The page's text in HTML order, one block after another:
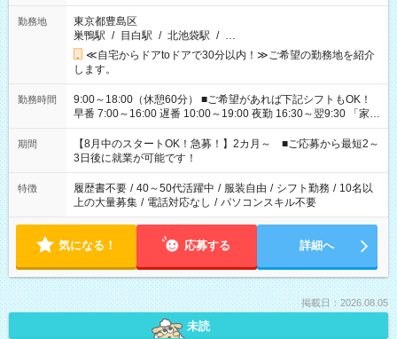
勤務地
東京都豊島区
巣鴨駅 / 目白駅 / 北池袋駅 / …
≪自宅からドアtoドアで30分以内！≫ご希望の勤務地を紹介
します。
勤務時間
9:00～18:00（休憩60分） ■ご希望があれば下記シフトもOK！
早番 7:00～16:00 遅番 10:00～19:00 夜勤 16:30～翌9:30 「家族
と休みを合わせたい」 「余裕を持って夕飯の準備がしたい」
「できれば残業はしたくない」 など、ご希望を教えてください
ね。 ※Wワーク希望の方へ 今ご覧のお仕事で希望する勤務時間
と、もう1つのお仕事の勤務時間。 合計で週40時間を超える場
合は応募できません。
期間
【8月中のスタートOK！急募！】2カ月～ ■ご応募から最短2～
3日後に就業が可能です！
特徴 履歴書不要 / 40～50代活躍中 / 服装自由 / シフト勤務 / 10名以
上の大量募集 / 電話対応なし / パソコンスキル不要
気になる！ 応募する 詳細へ
掲載日：2026.08.05
未読